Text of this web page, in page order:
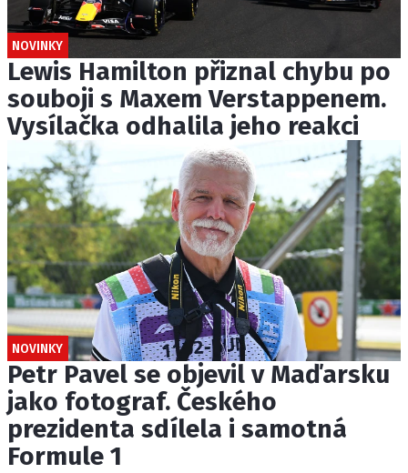
NOVINKY
Lewis Hamilton přiznal chybu po
souboji s Maxem Verstappenem.
Vysílačka odhalila jeho reakci
NOVINKY
Petr Pavel se objevil v Maďarsku
jako fotograf. Českého
prezidenta sdílela i samotná
Formule 1